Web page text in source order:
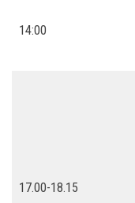
14:00
17.00-18.15